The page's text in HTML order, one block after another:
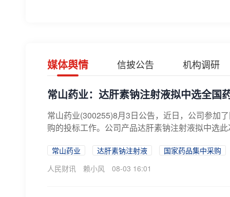
媒体舆情 信披公告 机构调研
常山药业：达肝素钠注射液拟中选全国
常山药业(300255)8月3日公告，近日，公司参加
购的投标工作。公司产品达肝素钠注射液拟中选
常山药业 达肝素钠注射液
国家药品集中采购
人民财讯
赖小风 08-03 16:01